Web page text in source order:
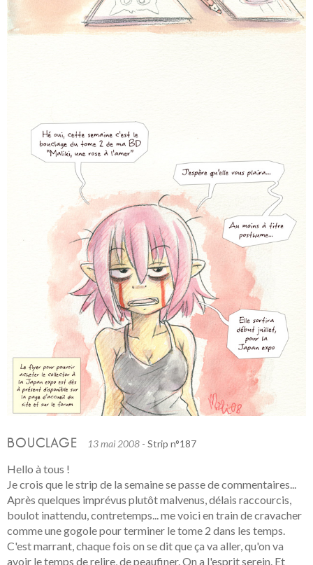
BOUCLAGE 13 mai 2008 - Strip n°187
Hello à tous !
Je crois que le strip de la semaine se passe de commentaires...
Après quelques imprévus plutôt malvenus, délais raccourcis,
boulot inattendu, contretemps... me voici en train de cravacher
comme une gogole pour terminer le tome 2 dans les temps.
C'est marrant, chaque fois on se dit que ça va aller, qu'on va
avoir le temps de relire, de peaufiner. On a l'esprit serein. Et